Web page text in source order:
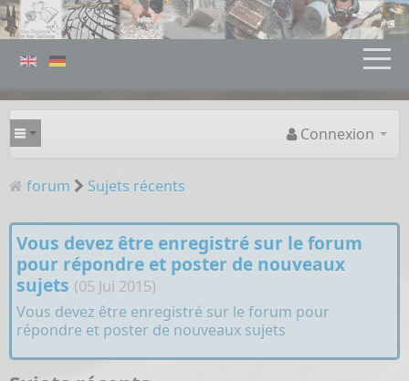
Connexion
forum Sujets récents
Vous devez être enregistré sur le forum
pour répondre et poster de nouveaux
sujets (05 Jui 2015)
Vous devez être enregistré sur le forum pour
répondre et poster de nouveaux sujets